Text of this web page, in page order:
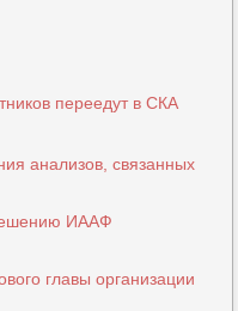
переедут в СКА
анализов, связанных
ИААФ
главы организации